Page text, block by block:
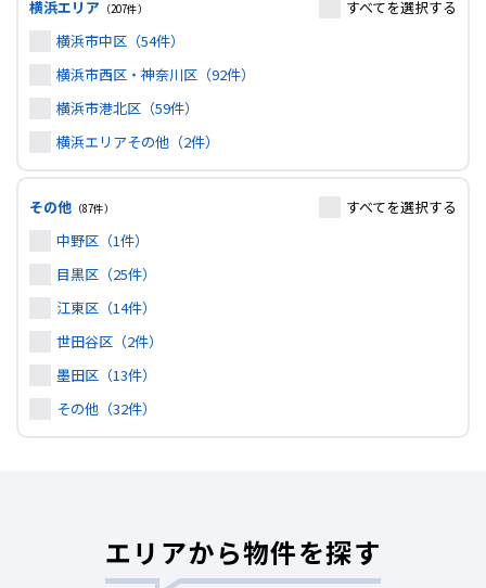
横浜エリア （207件） すべてを選択する
横浜市中区（54件）
横浜市西区・神奈川区（92件）
横浜市港北区（59件）
横浜エリアその他（2件）
その他 （87件） すべてを選択する
中野区（1件）
目黒区（25件）
江東区（14件）
世田谷区（2件）
墨田区（13件）
その他（32件）
エリアから物件を探す